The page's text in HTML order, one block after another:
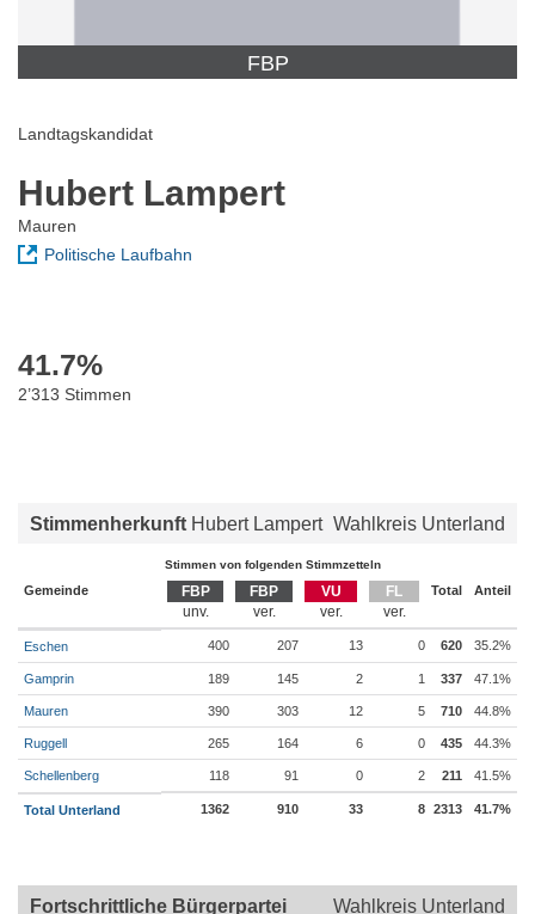
FBP
Landtagskandidat
Hubert Lampert
Mauren
Politische Laufbahn
41.7%
2’313 Stimmen
Stimmenherkunft Hubert Lampert Wahlkreis Unterland
Stimmen von folgenden Stimmzetteln
Gemeinde FBP FBP VU FL Total Anteil
Eschen 400 207 13 0 620 35.2%
Gamprin 189 145 2 1 337 47.1%
Mauren 390 303 12 5 710 44.8%
Ruggell 265 164 6 0 435 44.3%
Schellenberg 118 91 0 2 211 41.5%
Total Unterland 1362 910 33 8 2313 41.7%
Fortschrittliche Bürgerpartei Wahlkreis Unterland